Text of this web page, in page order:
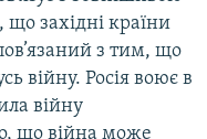
що західні країни
з тим, що
війну. Росія воює в
війну
що війна може